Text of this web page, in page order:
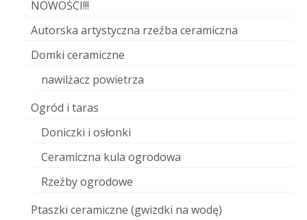
NOWOŚCI!!!
Autorska artystyczna rzeźba ceramiczna
Domki ceramiczne
nawilżacz powietrza
Ogród i taras
Doniczki i osłonki
Ceramiczna kula ogrodowa
Rzeźby ogrodowe
Ptaszki ceramiczne (gwizdki na wodę)